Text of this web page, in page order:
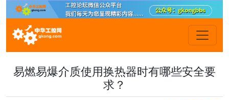
易燃易爆介质使用换热器时有哪些安全要
求？